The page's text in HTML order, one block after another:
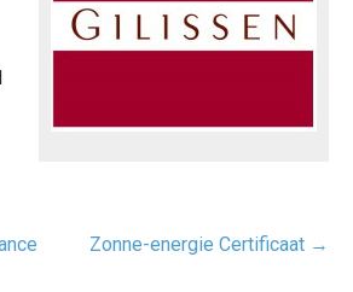
Zonne-energie Certificaat →